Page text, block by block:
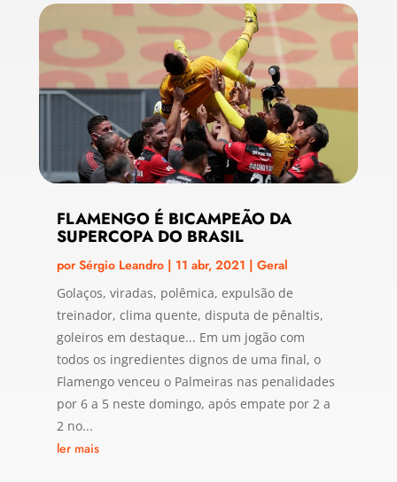
FLAMENGO É BICAMPEÃO DA
SUPERCOPA DO BRASIL
porSérgio Leandro| 11 abr, 2021 | Geral
Golaços, viradas, polêmica, expulsão de
treinador, clima quente, disputa de pênaltis,
goleiros em destaque... Em um jogão com
todos os ingredientes dignos de uma final, o
Flamengo venceu o Palmeiras nas penalidades
por 6 a 5 neste domingo, após empate por 2 a
2 no...
ler mais